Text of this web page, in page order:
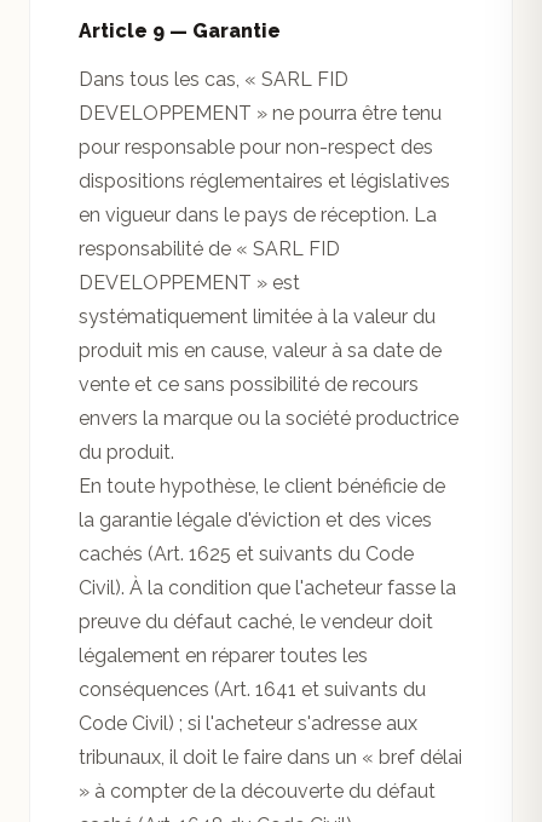
Article 9 — Garantie
Dans tous les cas, « SARL FID
DEVELOPPEMENT » ne pourra être tenu
pour responsable pour non-respect des
dispositions réglementaires et législatives
en vigueur dans le pays de réception. La
responsabilité de « SARL FID
DEVELOPPEMENT » est
systématiquement limitée à la valeur du
produit mis en cause, valeur à sa date de
vente et ce sans possibilité de recours
envers la marque ou la société productrice
du produit.
En toute hypothèse, le client bénéficie de
la garantie légale d'éviction et des vices
cachés (Art. 1625 et suivants du Code
Civil). À la condition que l'acheteur fasse la
preuve du défaut caché, le vendeur doit
légalement en réparer toutes les
conséquences (Art. 1641 et suivants du
Code Civil) ; si l'acheteur s'adresse aux
tribunaux, il doit le faire dans un « bref délai
» à compter de la découverte du défaut